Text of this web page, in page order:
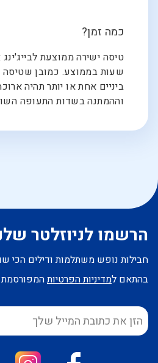
כמה זמן?
טיסה ישירה ממוצעת
שעות בממוצע. כמובן
ביניים אחת או יותר תהיה
וההמתנה בשדות התעופה
הרשמו לניוזלטר
חבילות נופש משתלמות ודילים הכי
בהתאם למדיניות הפרטיות